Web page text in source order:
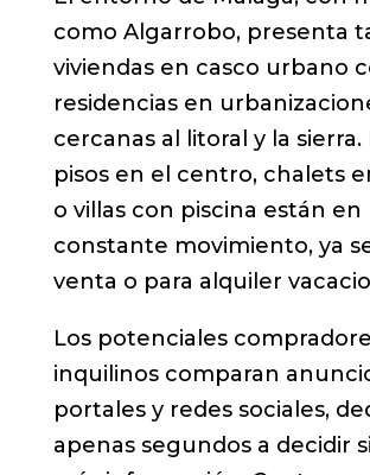
como Algarrobo, presenta
viviendas en casco urbano
residencias en
cercanas al litoral y la sierra.
pisos en el centro, chalets
o villas con piscina están en
constante movimiento, ya
venta o para alquiler
Los potenciales
inquilinos comparan
portales y redes sociales,
apenas segundos a decidir